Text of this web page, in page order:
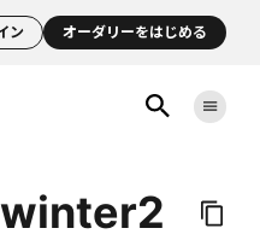
ン オーダリーをはじめる